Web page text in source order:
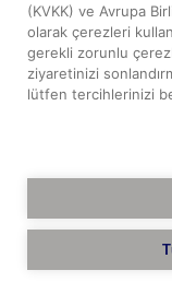
İletişim:
Telif Hakkı © 2019
(KVKK) ve Avrupa
olarak çerezleri
gerekli zorunlu
ziyaretinizi
lütfen tercihlerinizi